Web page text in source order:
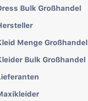
Bulk Großhandel
Menge Großhandel
Bulk Großhandel